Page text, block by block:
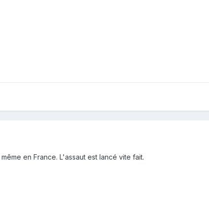
en France. L'assaut est lancé vite fait.